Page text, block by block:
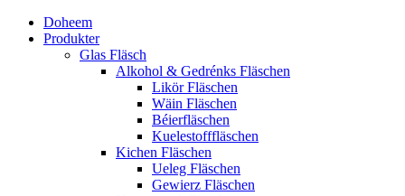
Doheem
Produkter
Glas Fläsch
Alkohol & Gedrénks Fläschen
Likör Fläschen
Wäin Fläschen
Béierfläschen
Kuelestofffläschen
Kichen Fläschen
Ueleg Fläschen
Gewierz Fläschen